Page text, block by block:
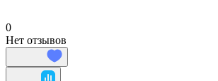
0
Нет отзывов